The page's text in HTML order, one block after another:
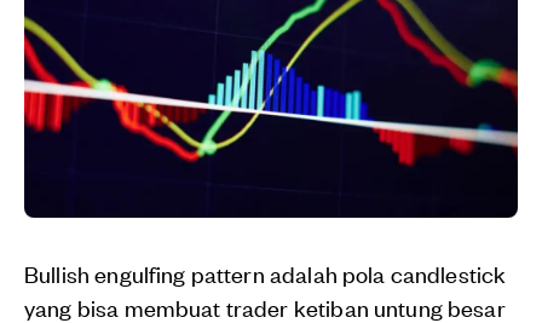
Bullish engulfing pattern adalah pola candlestick
yang bisa membuat trader ketiban untung besar